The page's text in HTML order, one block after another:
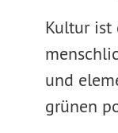
Kultur ist
und
grünen